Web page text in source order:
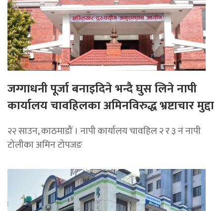
जग्गाधनी पूर्जा बनाइदिने भन्दै घुस लिने नापी
कार्यालय चावहिलका अमिनविरुद्ध भ्रष्टाचार मुद्दा
२२ साउन, काठमाडौं । नापी कार्यालय चावहिल २ र ३ नं नापी
टोलीका अमिन टोपजङ